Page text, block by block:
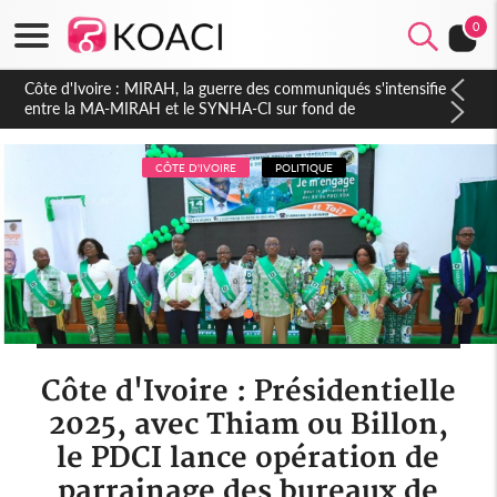
0
Côte d'Ivoire : Indépendance 2026, Thiam plaide pour un
environnement démocratique plus apaisé
CÔTE D'IVOIRE POLITIQUE
Côte d'Ivoire : Présidentielle
2025, avec Thiam ou Billon,
le PDCI lance opération de